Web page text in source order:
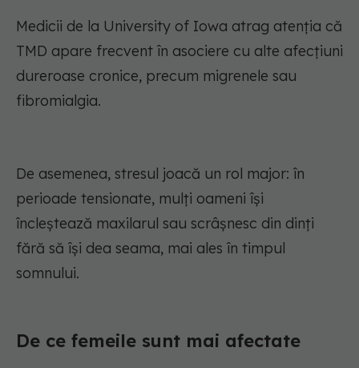
Medicii de la University of Iowa atrag atenția că
TMD apare frecvent în asociere cu alte afecțiuni
dureroase cronice, precum migrenele sau
fibromialgia.
De asemenea, stresul joacă un rol major: în
perioade tensionate, mulți oameni își
încleștează maxilarul sau scrâșnesc din dinți
fără să își dea seama, mai ales în timpul
somnului.
De ce femeile sunt mai afectate